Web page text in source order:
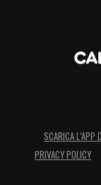
SCARICA L’APP
PRIVACY POLICY